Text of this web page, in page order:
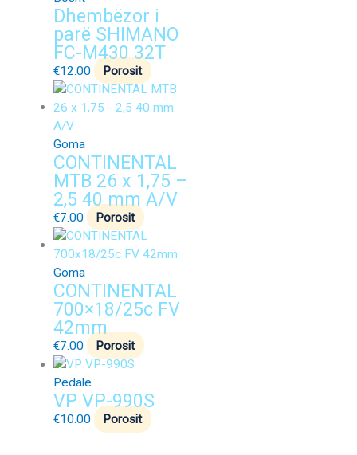
Dhembëzor i
parë SHIMANO
FC-M430 32T
€12.00 Porosit
Goma
CONTINENTAL
MTB 26 x 1,75 –
2,5 40 mm A/V
€7.00 Porosit
Goma
CONTINENTAL
700×18/25c FV
42mm
€7.00 Porosit
Pedale
VP VP-990S
€10.00 Porosit